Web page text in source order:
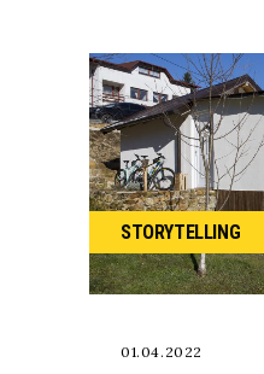
STORYTELLING
01.04.2022